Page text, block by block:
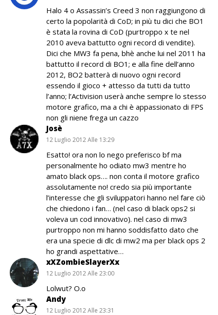
Halo 4 o Assassin’s Creed 3 non raggiungono di
certo la popolarità di CoD; in più tu dici che BO1
è stata la rovina di CoD (purtroppo x te nel
2010 aveva battutto ogni record di vendite).
Dici che MW3 fa pena, bhè anche lui nel 2011 ha
battutto il record di BO1; e alla fine dell’anno
2012, BO2 batterà di nuovo ogni record
essendo il gioco + attesso da tutti da tutto
l’anno; l’Activision userà anche sempre lo stesso
motore grafico, ma a chi è appassionato di FPS
non gli niene frega un cazzo
Josè
12 Luglio 2012 Alle 13:29
Esatto! ora non lo nego preferisco bf ma
personalmente ho odiato mw3 mentre ho
amato black ops…. non conta il motore grafico
assolutamente no! credo sia più importante
l’interesse che gli sviluppatori hanno nel fare ciò
che chiedono i fan… (nel caso di black ops2 si
voleva un cod innovativo). nel caso di mw3
purtroppo non mi hanno soddisfatto dato che
era una specie di dlc di mw2 ma per black ops 2
ho grandi aspettative…
xXZombieSlayerXx
12 Luglio 2012 Alle 23:00
Lolwut? O.o
Andy
12 Luglio 2012 Alle 23:31